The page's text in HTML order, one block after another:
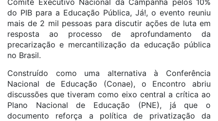
Comitê Executivo Nacional da Campanha pelos 10%
do PIB para a Educação Pública, Já!, o evento reuniu
mais de 2 mil pessoas para discutir ações de luta em
resposta ao processo de aprofundamento da
precarização e mercantilização da educação pública
no Brasil.
Construído como uma alternativa à Conferência
Nacional de Educação (Conae), o Encontro abriu
discussões que tiveram como eixo central a crítica ao
Plano Nacional de Educação (PNE), já que o
documento reforça a política de privatização da